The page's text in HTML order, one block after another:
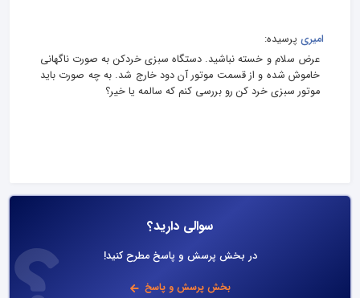
امیری پرسیده:
عرض سلام و خسته نباشید. دستگاه سبزی خردکن به صورت ناگهانی
خاموش شده و از قسمت موتور آن دود خارج شد. به چه صورت باید
موتور سبزی خرد کن رو بررسی کنم که سالمه یا خیر؟
سوالی دارید؟
در بخش پرسش و پاسخ مطرح کنید!
بخش پرسش و پاسخ